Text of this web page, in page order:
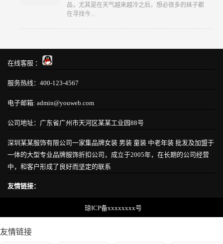
品，尤其是在天气越来越冷之后，想必很多的妹子都
在寻找今...
在线客服 ：
服务热线：400-123-4567
电子邮箱: admin@youweb.com
公司地址：广东省广州市天河区某某工业园88号
深圳某某服饰有限公司一家集品牌女装 男装 童装 中老年装 批发及加盟于
一体的大型专业品牌服饰折扣公司，成立于2005年，在长期的公司经营
中，和客户形成了良好而坚定的联系
友情链接：
琼ICP备xxxxxxxx号
友情链接